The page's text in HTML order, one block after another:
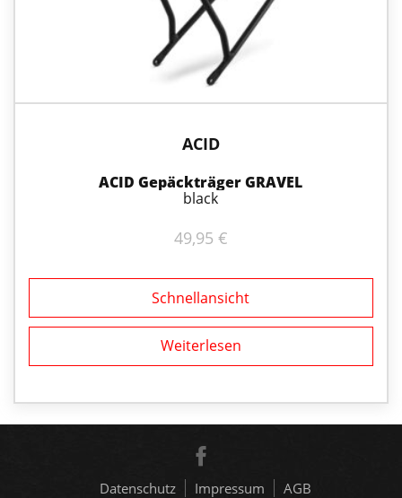
ACID
ACID Gepäckträger GRAVEL
black
49,95 €
Schnellansicht
Weiterlesen
Datenschutz Impressum AGB